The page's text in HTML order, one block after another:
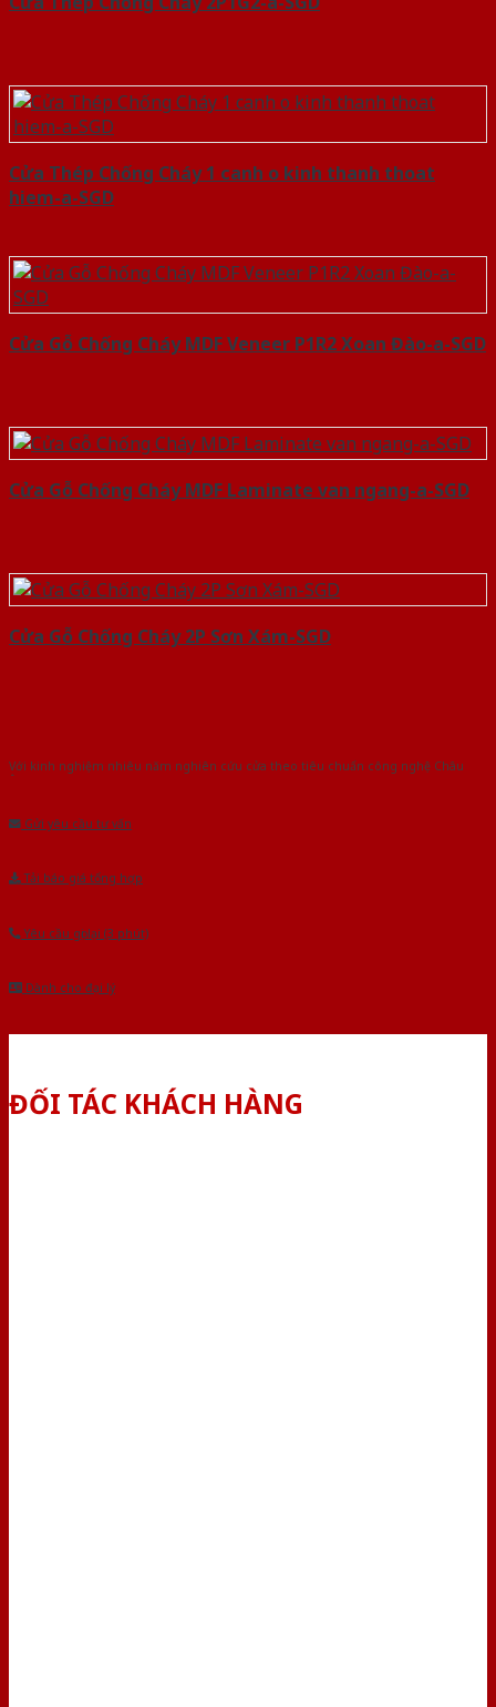
Cửa Thép Chống Cháy 1 canh o kinh thanh thoat
hiem-a-SGD
Cửa Gỗ Chống Cháy MDF Veneer P1R2 Xoan Đào-a-SGD
Cửa Gỗ Chống Cháy MDF Laminate van ngang-a-SGD
Cửa Gỗ Chống Cháy 2P Sơn Xám-SGD
Với kinh nghiệm nhiêu năm nghiên cứu cửa theo tiêu chuẩn công nghệ Châu
Gửi yêu cầu tư vấn
Tải báo giá tổng hợp
Yêu cầu gọi lại (3 phút)
Dành cho đại lý
ĐỐI TÁC KHÁCH HÀNG